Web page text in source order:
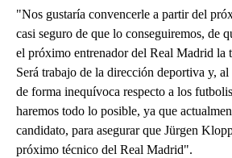
"Nos gustaría convencerle a partir del
casi seguro de que lo conseguiremos, de
el próximo entrenador del Real Madrid la
Será trabajo de la dirección deportiva y,
de forma inequívoca respecto a los
haremos todo lo posible, ya que
candidato, para asegurar que Jürgen
próximo técnico del Real Madrid".